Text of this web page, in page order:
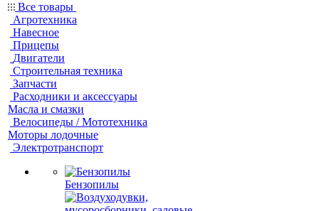
Все товары
Агротехника
Навесное
Прицепы
Двигатели
Строительная техника
Запчасти
Расходники и аксессуары
Масла и смазки
Велосипеды / Мототехника
Моторы лодочные
Электротранспорт
Бензопилы